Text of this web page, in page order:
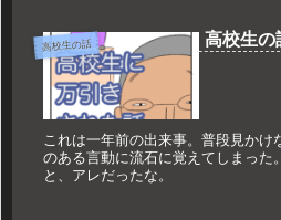
高校生の話 高校生の
これは一年前の出来事。普段見かけ
のある言動に流石に覚えてしまった。 思えばこの頃からちょ
と、アレだったな。